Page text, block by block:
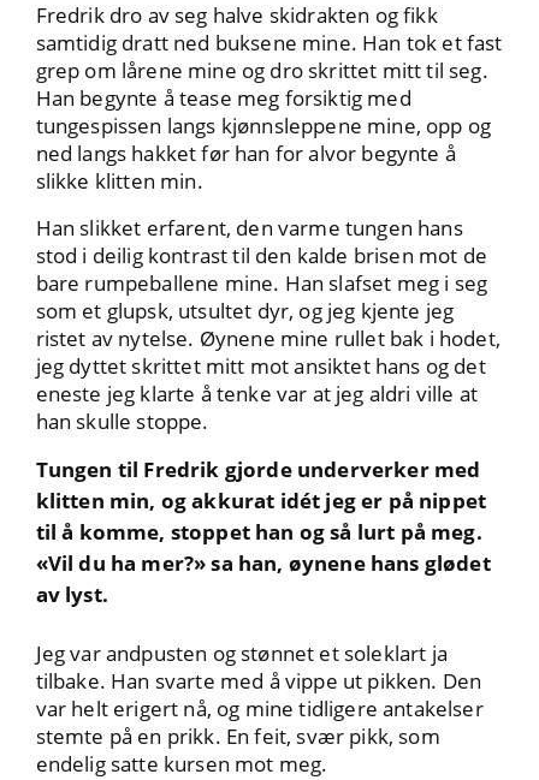
Fredrik dro av seg halve skidrakten og fikk
samtidig dratt ned buksene mine. Han tok et fast
grep om lårene mine og dro skrittet mitt til seg.
Han begynte å tease meg forsiktig med
tungespissen langs kjønnsleppene mine, opp og
ned langs hakket før han for alvor begynte å
slikke klitten min.
Han slikket erfarent, den varme tungen hans
stod i deilig kontrast til den kalde brisen mot de
bare rumpeballene mine. Han slafset meg i seg
som et glupsk, utsultet dyr, og jeg kjente jeg
ristet av nytelse. Øynene mine rullet bak i hodet,
jeg dyttet skrittet mitt mot ansiktet hans og det
eneste jeg klarte å tenke var at jeg aldri ville at
han skulle stoppe.
Tungen til Fredrik gjorde underverker med
klitten min, og akkurat idét jeg er på nippet
til å komme, stoppet han og så lurt på meg.
«Vil du ha mer?» sa han, øynene hans glødet
av lyst.
Jeg var andpusten og stønnet et soleklart ja
tilbake. Han svarte med å vippe ut pikken. Den
var helt erigert nå, og mine tidligere antakelser
stemte på en prikk. En feit, svær pikk, som
endelig satte kursen mot meg.